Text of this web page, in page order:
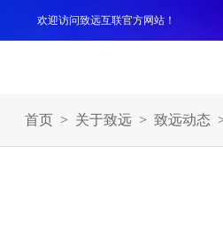
欢迎访问致远互联官方网站！
首页 > 关于致远 > 致远动态